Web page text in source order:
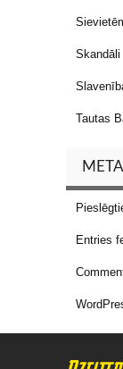
Skandāli
Tautas
META
Entries